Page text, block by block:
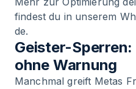
findest du in unserem
de.
Geister-
ohne Warnung
Manchmal greift Metas